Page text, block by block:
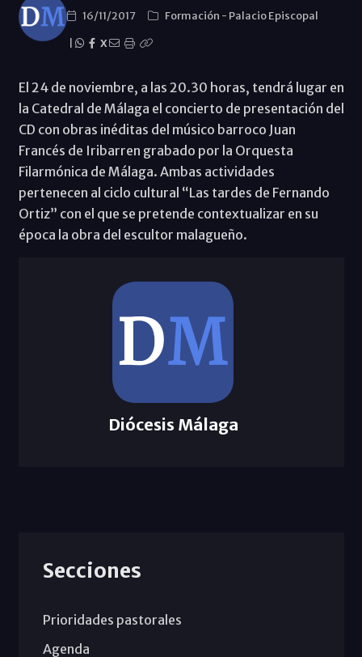
16/11/2017 Formación - Palacio Episcopal
X
El 24 de noviembre, a las 20.30 horas, tendrá lugar en
la Catedral de Málaga el concierto de presentación del
CD con obras inéditas del músico barroco Juan
Francés de Iribarren grabado por la Orquesta
Filarmónica de Málaga. Ambas actividades
pertenecen al ciclo cultural “Las tardes de Fernando
Ortiz” con el que se pretende contextualizar en su
época la obra del escultor malagueño.
Diócesis Málaga
Secciones
Prioridades pastorales
Agenda